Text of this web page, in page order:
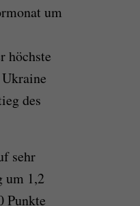
um
höchste
des
sehr
um 1,2
Punkte